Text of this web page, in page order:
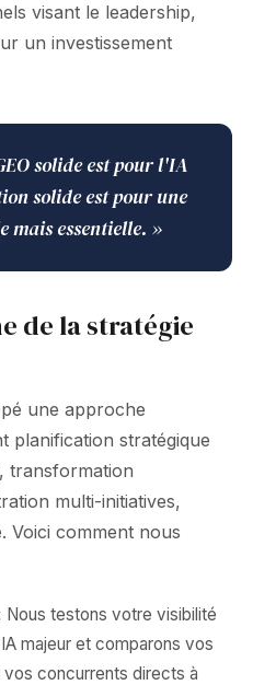
visant le leadership,
un investissement
solide est pour l'IA
solide est pour une
mais essentielle. »
de la stratégie
une approche
planification stratégique
transformation
multi-initiatives,
Voici comment nous
Nous testons votre visibilité
majeur et comparons vos
concurrents directs à